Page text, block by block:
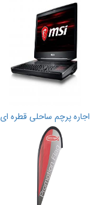
اجاره پرچم ساحلی قطره ای